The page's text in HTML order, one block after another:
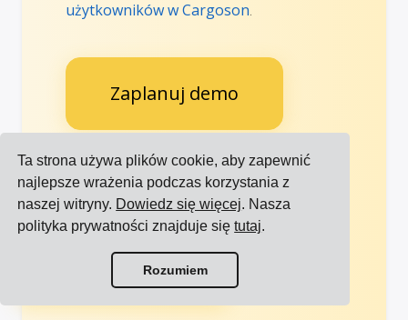
Ta strona używa plików cookie, aby zapewnić
najlepsze wrażenia podczas korzystania z
naszej witryny. Dowiedz się więcej. Nasza
polityka prywatności znajduje siętutaj.
Rozumiem
użytkowników w Cargoson.
Zaplanuj demo
Zaufane przez wiodące Zobacz
Zobacz wszystkie integracje
Zobacz wszystkich przewoźników